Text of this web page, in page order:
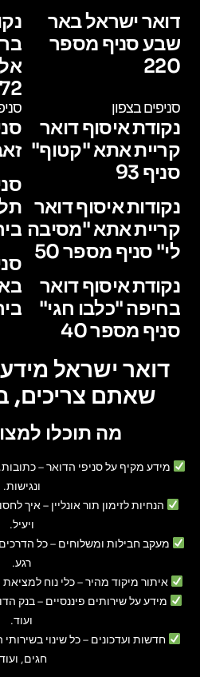
דואר ישראל באר
שבע סניף מספר
220
72
סניפים בצפון
נקודת איסוף דואר
קריית אתא "קטוף"
סניף 93
נקודות איסוף דואר
קריית אתא "מסיבה
לי" סניף מספר 50
נקודת איסוף דואר
בחיפה "כלבו חגי"
סניף מספר 40
זאב 159
דואר ישראל
שאתם צריכים,
מה תוכלו
מידע מקיף על סניפי הדואר–
ונגישות.
הנחיות לזימון תור אונליין – איך
ויעיל.
מעקב חבילות ומשלוחים – כל
רגע.
איתור מיקוד מהיר– כלי נוח
מידע על שירותים פיננסיים – בנק
ועוד.
חדשות ועדכונים – כל שינוי
חגים,